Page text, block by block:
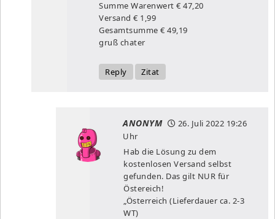
Summe Warenwert € 47,20
Versand € 1,99
Gesamtsumme € 49,19
gruß chater
Reply Zitat
ANONYM 26. Juli 2022 19:26
Uhr
Hab die Lösung zu dem
kostenlosen Versand selbst
gefunden. Das gilt NUR für
Östereich!
„Österreich (Lieferdauer ca. 2-3
WT)